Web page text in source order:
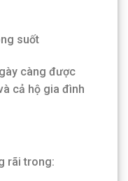
suốt
càng được
cả hộ gia đình
rãi trong: